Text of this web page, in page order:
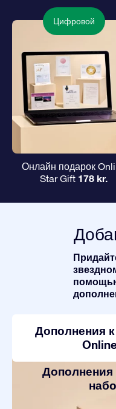
Цифровой
Онлайн подарок
Star Gift 178 kr.
Дополнения